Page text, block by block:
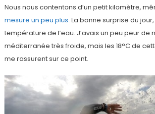
Nous nous contentons d’un petit kilomètre,
mesure un peu plus. La bonne surprise du jour,
température de l’eau. J’avais un peu peur de
méditerranée très froide, mais les 18°C de
me rassurent sur ce point.